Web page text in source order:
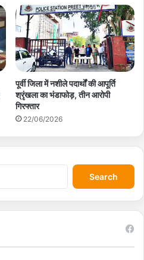
पूर्वी जिला में नशीले पदार्थों की आपूर्ति
श्रृंखला का भंडाफोड़, तीन आरोपी
गिरफ्तार
22/06/2026
S
e
a
r